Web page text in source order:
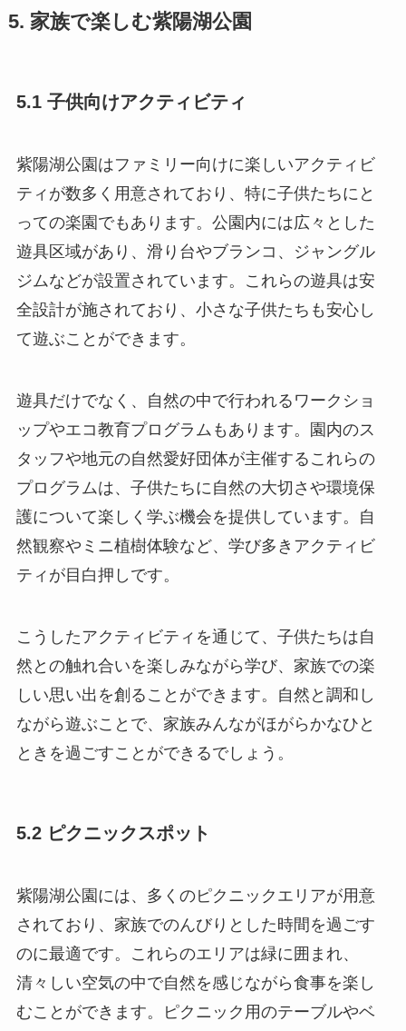
5. 家族で楽しむ紫陽湖公園
5.1 子供向けアクティビティ
紫陽湖公園はファミリー向けに楽しいアクティビ
ティが数多く用意されており、特に子供たちにと
っての楽園でもあります。公園内には広々とした
遊具区域があり、滑り台やブランコ、ジャングル
ジムなどが設置されています。これらの遊具は安
全設計が施されており、小さな子供たちも安心し
て遊ぶことができます。
遊具だけでなく、自然の中で行われるワークショ
ップやエコ教育プログラムもあります。園内のス
タッフや地元の自然愛好団体が主催するこれらの
プログラムは、子供たちに自然の大切さや環境保
護について楽しく学ぶ機会を提供しています。自
然観察やミニ植樹体験など、学び多きアクティビ
ティが目白押しです。
こうしたアクティビティを通じて、子供たちは自
然との触れ合いを楽しみながら学び、家族での楽
しい思い出を創ることができます。自然と調和し
ながら遊ぶことで、家族みんながほがらかなひと
ときを過ごすことができるでしょう。
5.2 ピクニックスポット
紫陽湖公園には、多くのピクニックエリアが用意
されており、家族でのんびりとした時間を過ごす
のに最適です。これらのエリアは緑に囲まれ、
清々しい空気の中で自然を感じながら食事を楽し
むことができます。ピクニック用のテーブルやベ